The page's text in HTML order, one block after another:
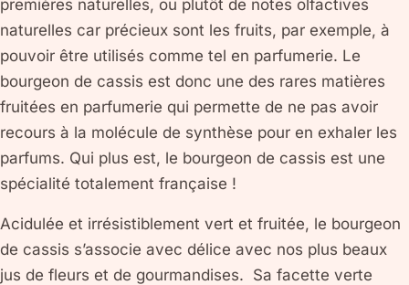
premières naturelles, ou plutôt de notes olfactives
naturelles car précieux sont les fruits, par exemple, à
pouvoir être utilisés comme tel en parfumerie. Le
bourgeon de cassis est donc une des rares matières
fruitées en parfumerie qui permette de ne pas avoir
recours à la molécule de synthèse pour en exhaler les
parfums. Qui plus est, le bourgeon de cassis est une
spécialité totalement française !
Acidulée et irrésistiblement vert et fruitée, le bourgeon
de cassis s’associe avec délice avec nos plus beaux
jus de fleurs et de gourmandises. Sa facette verte